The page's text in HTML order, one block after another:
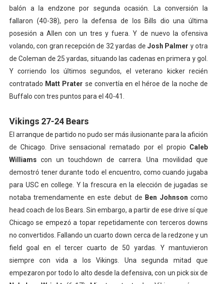
balón a la endzone por segunda ocasión. La conversión la
fallaron (40-38), pero la defensa de los Bills dio una última
posesión a Allen con un tres y fuera. Y de nuevo la ofensiva
volando, con gran recepción de 32 yardas de Josh Palmer y otra
de Coleman de 25 yardas, situando las cadenas en primera y gol.
Y corriendo los últimos segundos, el veterano kicker recién
contratado Matt Prater se convertía en el héroe de la noche de
Buffalo con tres puntos para el 40-41.
Vikings 27-24 Bears
El arranque de partido no pudo ser más ilusionante para la afición
de Chicago. Drive sensacional rematado por el propio Caleb
Williamscon un touchdown de carrera. Una movilidad que
demostró tener durante todo el encuentro, como cuando jugaba
para USC en college. Y la frescura en la elección de jugadas se
notaba tremendamente en este debut de Ben Johnsoncomo
head coach de los Bears. Sin embargo, a partir de ese drive sí que
Chicago se empezó a topar repetidamente con terceros downs
no convertidos. Fallando un cuarto down cerca de la redzone y un
field goal en el tercer cuarto de 50 yardas. Y mantuvieron
siempre con vida a los Vikings. Una segunda mitad que
empezaron por todo lo alto desde la defensiva, con un pick six de